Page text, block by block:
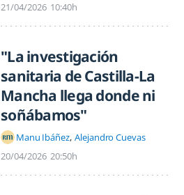
21/04/2026 10:40h
"La investigación
sanitaria de Castilla-La
Mancha llega donde ni
soñábamos"
Manu Ibáñez Alejandro Cuevas
20/04/2026 20:50h